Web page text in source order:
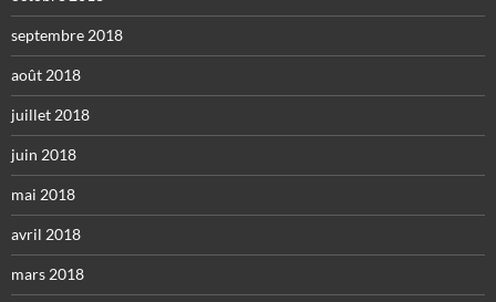
septembre 2018
août 2018
juillet 2018
juin 2018
mai 2018
avril 2018
mars 2018